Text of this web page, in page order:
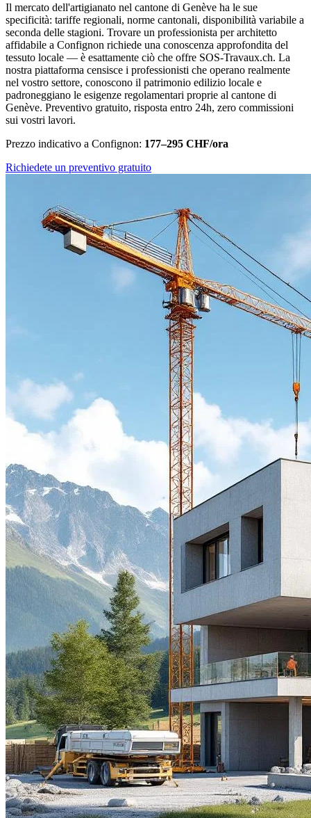
Il mercato dell'artigianato nel cantone di Genève ha le sue
specificità: tariffe regionali, norme cantonali, disponibilità variabile a
seconda delle stagioni. Trovare un professionista per architetto
affidabile a Confignon richiede una conoscenza approfondita del
tessuto locale — è esattamente ciò che offre SOS-Travaux.ch. La
nostra piattaforma censisce i professionisti che operano realmente
nel vostro settore, conoscono il patrimonio edilizio locale e
padroneggiano le esigenze regolamentari proprie al cantone di
Genève. Preventivo gratuito, risposta entro 24h, zero commissioni
sui vostri lavori.
Prezzo indicativo a Confignon: 177–295 CHF/ora
Richiedete un preventivo gratuito